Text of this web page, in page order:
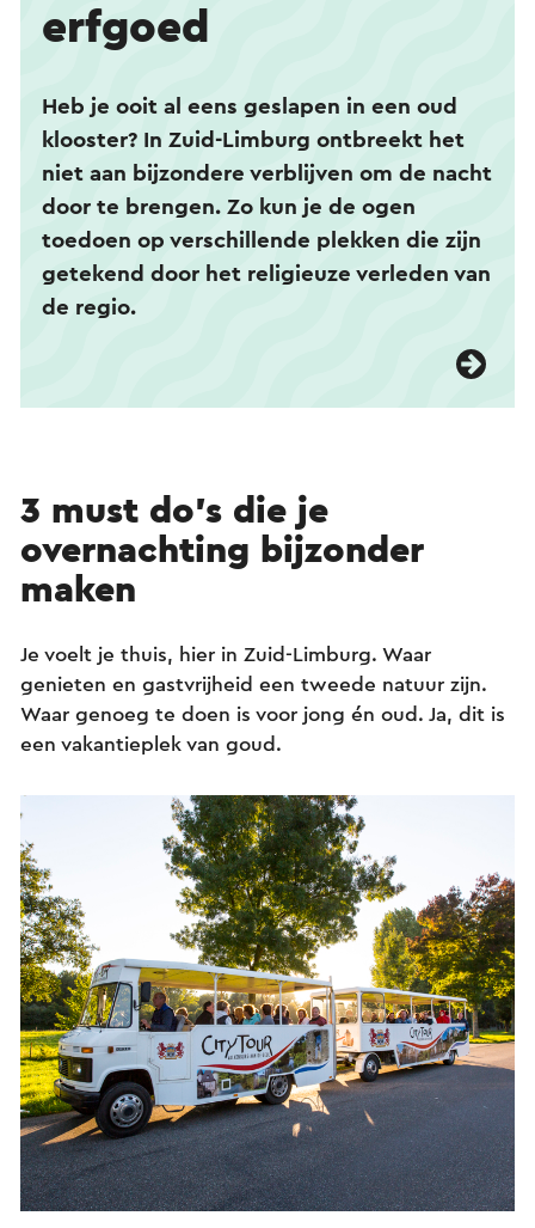
erfgoed
Heb je ooit al eens geslapen in een oud
klooster? In Zuid-Limburg ontbreekt het
niet aan bijzondere verblijven om de nacht
door te brengen. Zo kun je de ogen
toedoen op verschillende plekken die zijn
getekend door het religieuze verleden van
de regio.
3 must do’s die je
overnachting bijzonder
maken
Je voelt je thuis, hier in Zuid-Limburg. Waar
genieten en gastvrijheid een tweede natuur zijn.
Waar genoeg te doen is voor jong én oud. Ja, dit is
een vakantieplek van goud.